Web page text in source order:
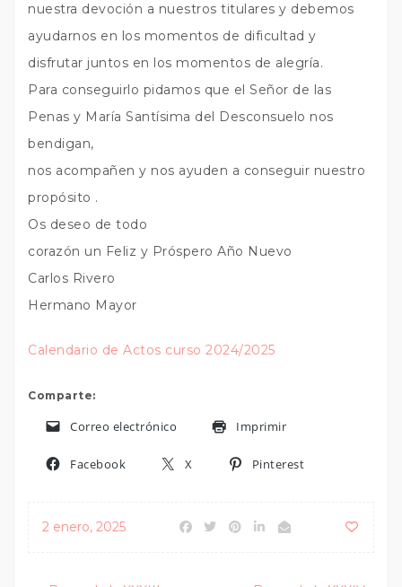
nuestra devoción a nuestros titulares y debemos
ayudarnos en los momentos de dificultad y
disfrutar juntos en los momentos de alegría.
Para conseguirlo pidamos que el Señor de las
Penas y María Santísima del Desconsuelo nos
bendigan,
nos acompañen y nos ayuden a conseguir nuestro
propósito .
Os deseo de todo
corazón un Feliz y Próspero Año Nuevo
Carlos Rivero
Hermano Mayor
Calendario de Actos curso 2024/2025
Comparte:
Correo electrónico Imprimir
Facebook X Pinterest
2 enero, 2025